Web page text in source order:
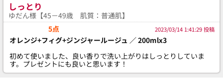
しっとり
ゆだん様【45－49歳 肌質：普通肌】
5点
2023/03/14 1:41:29 投稿
オレンジ+フィグ+ジンジャールージュ ／ 200mlx3
初めて使いました、良い香りで洗い上がりはしっとりしていま
す。プレゼントにも良いと思います！